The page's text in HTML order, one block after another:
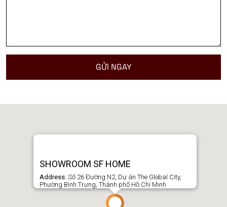
SHOWROOM SF HOME
Address: Số 26 Đường N2, Dự án The Global City,
Phường Bình Trưng, Thành phố Hồ Chí Minh